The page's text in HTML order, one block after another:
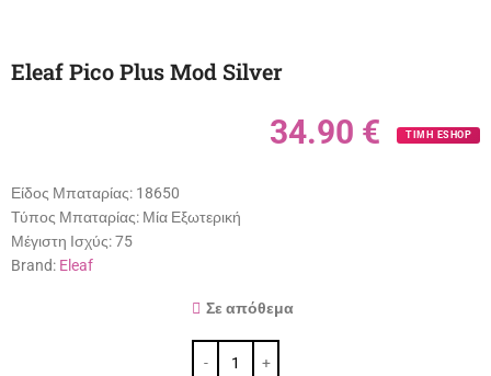
Eleaf Pico Plus Mod Silver
34.90 € ΤΙΜΗ ESHOP
Είδος Μπαταρίας: 18650
Τύπος Μπαταρίας: Μία Εξωτερική
Μέγιστη Ισχύς:75
Brand: Eleaf
Σε απόθεμα